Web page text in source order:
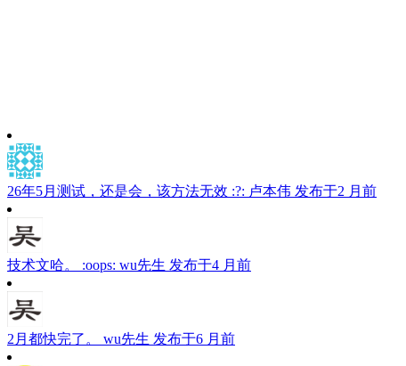
26年5月测试，还是会，该方法无效 :?: 卢本伟 发布于2 月前
技术文哈。 :oops: wu先生 发布于4 月前
2月都快完了。 wu先生 发布于6 月前